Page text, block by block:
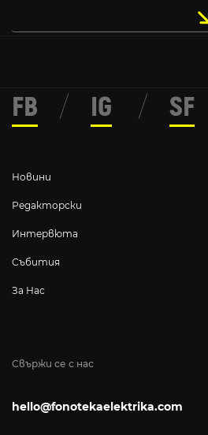
Свържи се с нас
hello@fonotekaelektrika.com
Новини
Редакторски
Интервюта
Събития
За Нас
FB / IG / SF